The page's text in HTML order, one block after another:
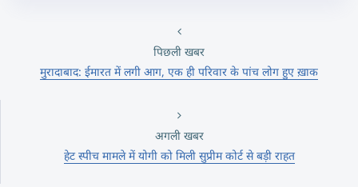
पिछली खबर
मुरादाबाद: ईमारत में लगी आग, एक ही परिवार के पांच लोग हुए ख़ाक
अगली खबर
हेट स्पीच मामले में योगी को मिली सुप्रीम कोर्ट से बड़ी राहत